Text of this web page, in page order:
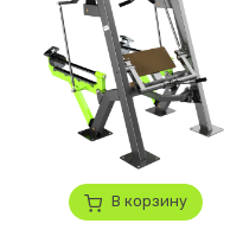
В корзину